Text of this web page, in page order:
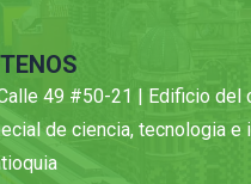
49 #50-21 | Edificio del
de ciencia, tecnologia e